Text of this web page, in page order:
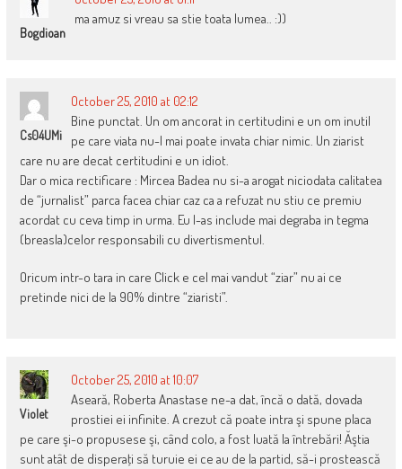
Bogdioan
ma amuz si vreau sa stie toata lumea.. :))
Cs04UMi
October 25, 2010 at 02:12
Bine punctat. Un om ancorat in certitudini e un om inutil
pe care viata nu-l mai poate invata chiar nimic. Un ziarist
care nu are decat certitudini e un idiot.
Dar o mica rectificare : Mircea Badea nu si-a arogat niciodata calitatea
de “jurnalist” parca facea chiar caz ca a refuzat nu stiu ce premiu
acordat cu ceva timp in urma. Eu l-as include mai degraba in tegma
(breasla)celor responsabili cu divertismentul.
Oricum intr-o tara in care Click e cel mai vandut “ziar” nu ai ce
pretinde nici de la 90% dintre “ziaristi”.
Violet
October 25, 2010 at 10:07
Aseară, Roberta Anastase ne-a dat, încă o dată, dovada
prostiei ei infinite. A crezut că poate intra şi spune placa
pe care şi-o propusese şi, când colo, a fost luată la întrebări! Ăştia
sunt atât de disperaţi să turuie ei ce au de la partid, să-i prostească